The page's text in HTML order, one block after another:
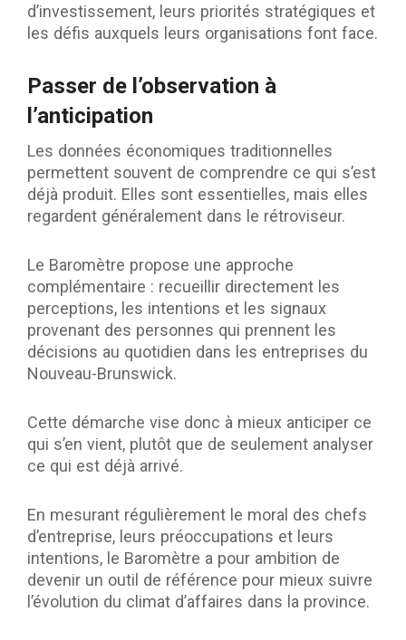
d’investissement, leurs priorités stratégiques et
les défis auxquels leurs organisations font face.
Passer de l’observation à
l’anticipation
Les données économiques traditionnelles
permettent souvent de comprendre ce qui s’est
déjà produit. Elles sont essentielles, mais elles
regardent généralement dans le rétroviseur.
Le Baromètre propose une approche
complémentaire : recueillir directement les
perceptions, les intentions et les signaux
provenant des personnes qui prennent les
décisions au quotidien dans les entreprises du
Nouveau-Brunswick.
Cette démarche vise donc à mieux anticiper ce
qui s’en vient, plutôt que de seulement analyser
ce qui est déjà arrivé.
En mesurant régulièrement le moral des chefs
d’entreprise, leurs préoccupations et leurs
intentions, le Baromètre a pour ambition de
devenir un outil de référence pour mieux suivre
l’évolution du climat d’affaires dans la province.